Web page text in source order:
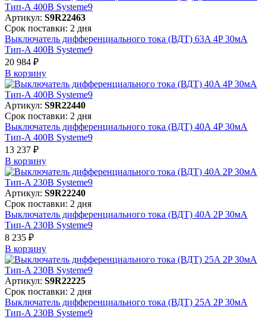
Артикул: S9R22463
Срок поставки: 2 дня
Выключатель дифференциального тока (ВДТ) 63A 4P 30мА
Тип-A 400В Systeme9
20 984 ₽
В корзинy
Артикул: S9R22440
Срок поставки: 2 дня
Выключатель дифференциального тока (ВДТ) 40A 4P 30мА
Тип-A 400В Systeme9
13 237 ₽
В корзинy
Артикул: S9R22240
Срок поставки: 2 дня
Выключатель дифференциального тока (ВДТ) 40A 2P 30мА
Тип-A 230В Systeme9
8 235 ₽
В корзинy
Артикул: S9R22225
Срок поставки: 2 дня
Выключатель дифференциального тока (ВДТ) 25A 2P 30мА
Тип-A 230В Systeme9